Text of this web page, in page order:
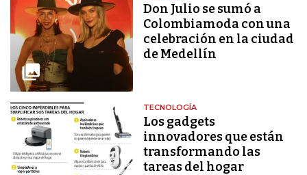
Don Julio se sumó a
Colombiamoda con una
celebración en la ciudad
de Medellín
TECNOLOGÍA
Los gadgets
innovadores que están
transformando las
tareas del hogar